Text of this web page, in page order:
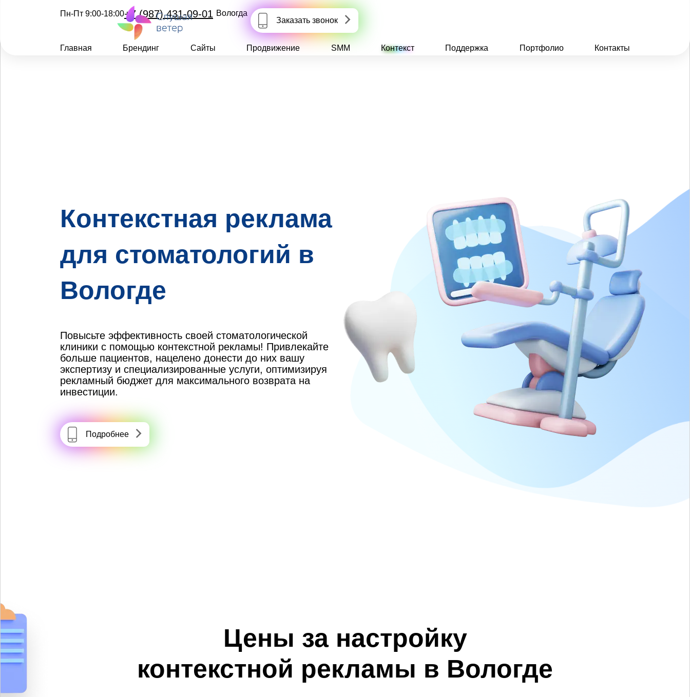
Пн-Пт 9:00-18:00+7 (987) 431-09-01 Вологда
Заказать звонок
Главная Брендинг Сайты Продвижение SMM Контекст Поддержка Портфолио Контакты
Контекстная реклама
для стоматологий в
Вологде
Повысьте эффективность своей стоматологической
клиники с помощью контекстной рекламы! Привлекайте
больше пациентов, нацелено донести до них вашу
экспертизу и специализированные услуги, оптимизируя
рекламный бюджет для максимального возврата на
инвестиции.
Подробнее
Цены за настройку
контекстной рекламы в Вологде